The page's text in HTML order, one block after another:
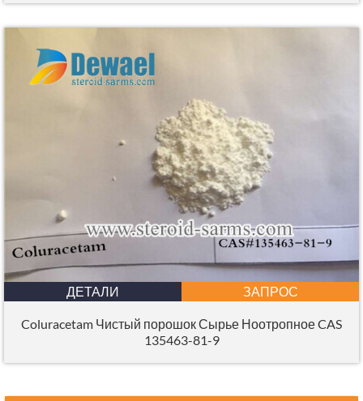
ДЕТАЛИ ЗАПРОС
Coluracetam Чистый порошок Сырье Ноотропное CAS
135463-81-9